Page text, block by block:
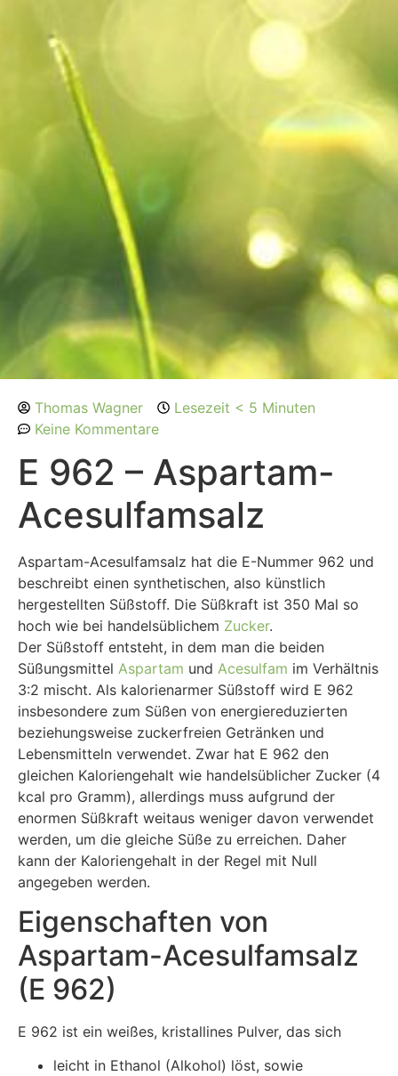
Thomas Wagner
Lesezeit < 5 Minuten
Keine Kommentare
E 962 – Aspartam-
Acesulfamsalz
Aspartam-Acesulfamsalz hat die E-Nummer 962 und
beschreibt einen synthetischen, also künstlich
hergestellten Süßstoff. Die Süßkraft ist 350 Mal so
hoch wie bei handelsüblichem Zucker.
Der Süßstoff entsteht, in dem man die beiden
Süßungsmittel Aspartam und Acesulfam im Verhältnis
3:2 mischt. Als kalorienarmer Süßstoff wird E 962
insbesondere zum Süßen von energiereduzierten
beziehungsweise zuckerfreien Getränken und
Lebensmitteln verwendet. Zwar hat E 962 den
gleichen Kaloriengehalt wie handelsüblicher Zucker (4
kcal pro Gramm), allerdings muss aufgrund der
enormen Süßkraft weitaus weniger davon verwendet
werden, um die gleiche Süße zu erreichen. Daher
kann der Kaloriengehalt in der Regel mit Null
angegeben werden.
Eigenschaften von
Aspartam-Acesulfamsalz
(E 962)
E 962 ist ein weißes, kristallines Pulver, das sich
leicht in Ethanol (Alkohol) löst, sowie